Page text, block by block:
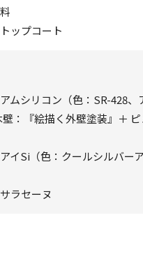
ップコート
アムシリコン（色：SR-428、
壁：『絵描く外壁塗装』＋
アイSi（色：クールシルバー
ラセーヌ